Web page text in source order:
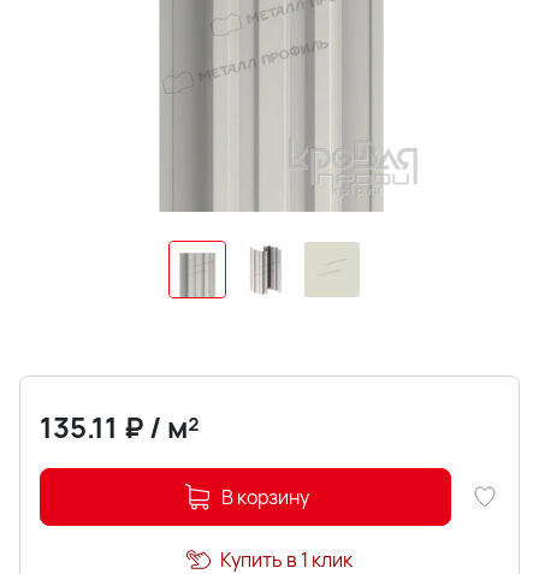
135.11 ₽/ м²
В корзину
Купить в 1 клик